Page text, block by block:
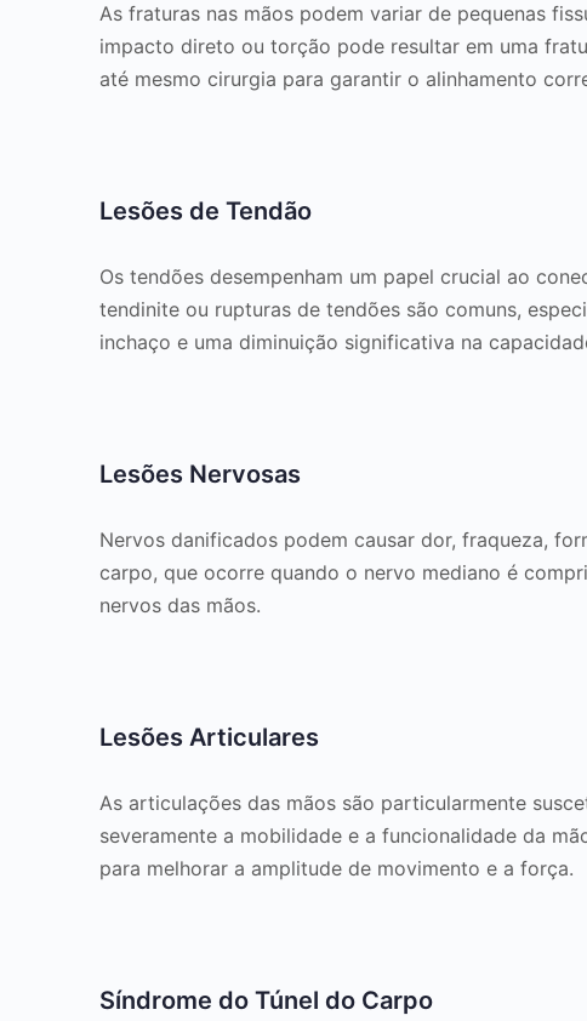
As fraturas nas mãos podem variar de pequenas
impacto direto ou torção pode resultar em uma
até mesmo cirurgia para garantir o alinhamento
Lesões de Tendão
Os tendões desempenham um papel crucial ao
tendinite ou rupturas de tendões são comuns,
inchaço e uma diminuição significativa na
Lesões Nervosas
Nervos danificados podem causar dor, fraqueza,
carpo, que ocorre quando o nervo mediano é
nervos das mãos.
Lesões Articulares
As articulações das mãos são particularmente
severamente a mobilidade e a funcionalidade da
para melhorar a amplitude de movimento e a força.
Síndrome do Túnel do Carpo